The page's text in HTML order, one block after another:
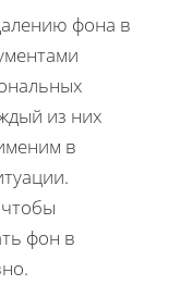
фона в
из них
в
фон в